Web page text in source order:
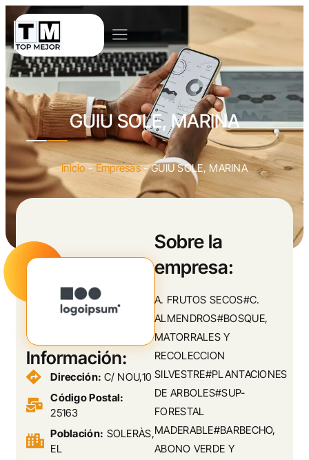
GUIU SOLE, MARINA
Inicio-Empresas-GUIU SOLE, MARINA
Sobre la
empresa:
A. FRUTOS SECOS#C.
ALMENDROS#BOSQUE,
MATORRALES Y
RECOLECCION
SILVESTRE#PLANTACIONES
DE ARBOLES#SUP-
FORESTAL
MADERABLE#BARBECHO,
ABONO VERDE Y
Información:
Dirección: C/ NOU,10
Código Postal:
25163
Población: SOLERÀS,
EL